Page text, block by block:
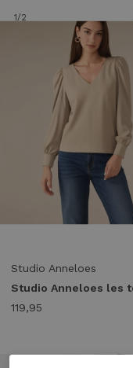
1/2
Studio Anneloes
119,95